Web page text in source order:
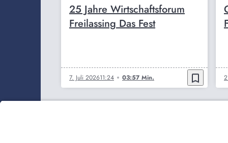
25 Jahre Wirtschaftsforum
Freilassing Das Fest
7. Juli 202611:24 03:57 Min. bookmark_border